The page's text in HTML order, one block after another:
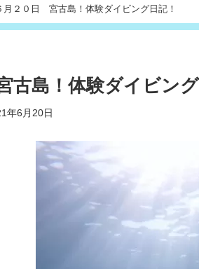
月２０日 宮古島！体験ダイビング日記！
古島！体験ダイビング
年6月20日